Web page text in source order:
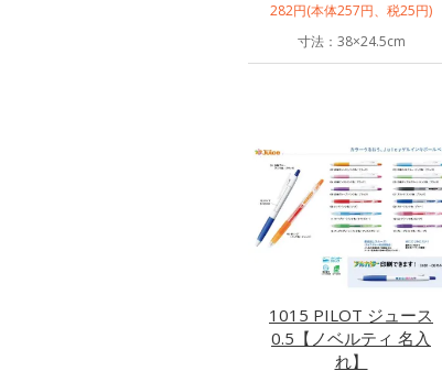
282円(本体257円、税25円)
寸法：38×24.5cm
1015 PILOT ジュース
0.5【ノベルティ 名入
れ】